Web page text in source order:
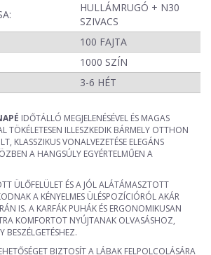
HULLÁMRUGÓ + N30
SZIVACS
100 FAJTA
1000 SZÍN
3-6 HÉT
IDŐTÁLLÓ MEGJELENÉSÉVEL ÉS MAGAS
TÖKÉLETESEN ILLESZKEDIK BÁRMELY OTTHON
KLASSZIKUS VONALVEZETÉSE ELEGÁNS
A HANGSÚLY EGYÉRTELMŰEN A
ÜLŐFELÜLET ÉS A JÓL ALÁTÁMASZTOTT
A KÉNYELMES ÜLÉSPOZÍCIÓRÓL AKÁR
IS. A KARFÁK PUHÁK ÉS ERGONOMIKUSAN
KOMFORTOT NYÚJTANAK OLVASÁSHOZ,
BIZTOSÍT A LÁBAK FELPOLCOLÁSÁRA